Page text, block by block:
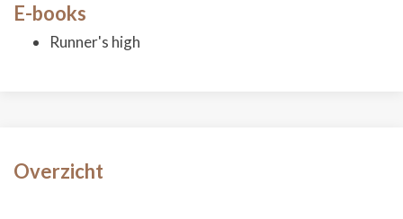
E-books
Runner's high
Overzicht